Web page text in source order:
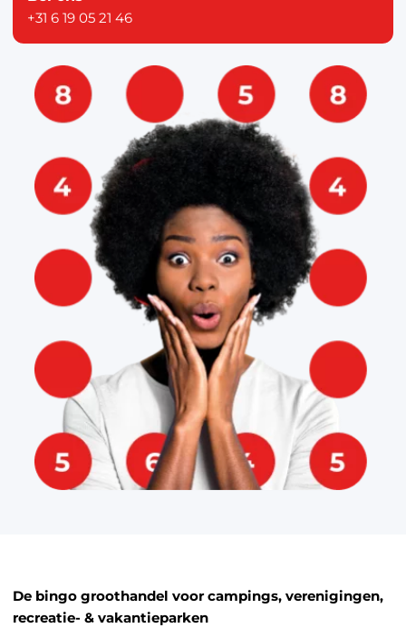
+31 6 19 05 21 46
De bingo groothandel voor campings, verenigingen,
recreatie- & vakantieparken